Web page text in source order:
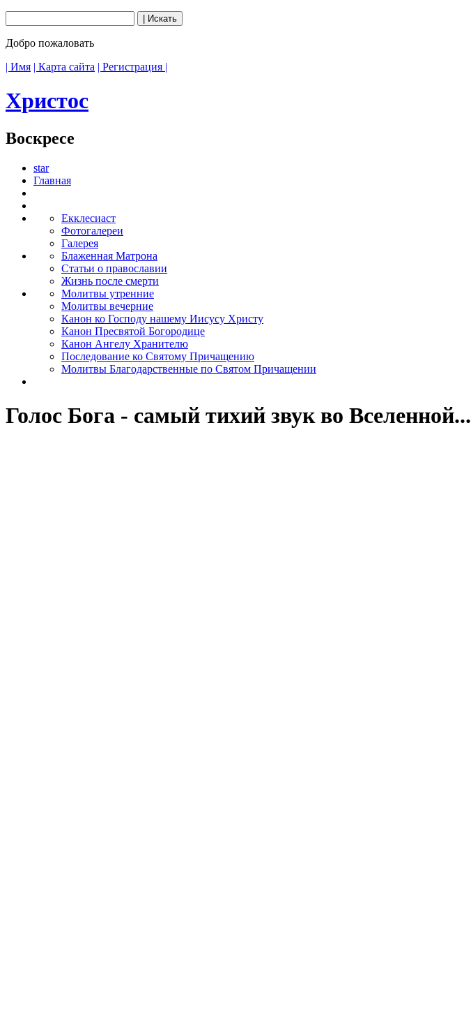
Добро пожаловать
| Имя | Карта сайта | Регистрация |
Христос
Воскресе
star
Главная
Екклесиаст
Фотогалереи
Галерея
Блаженная Матрона
Статьи о православии
Жизнь после смерти
Молитвы утренние
Молитвы вечерние
Канон ко Господу нашему Иисусу Христу
Канон Пресвятой Богородице
Канон Ангелу Хранителю
Последование ко Святому Причащению
Молитвы Благодарственные по Святом Причащении
Голос Бога - самый тихий звук во Вселенной...